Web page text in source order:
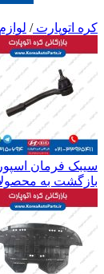
کره اتوپارت/
سیبک فرمان
بازگشت به